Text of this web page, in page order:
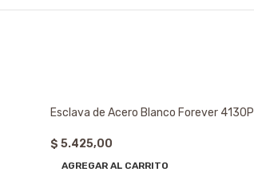
Esclava de Acero Blanco Forever 4130P
$ 5.425,00
AGREGAR AL CARRITO